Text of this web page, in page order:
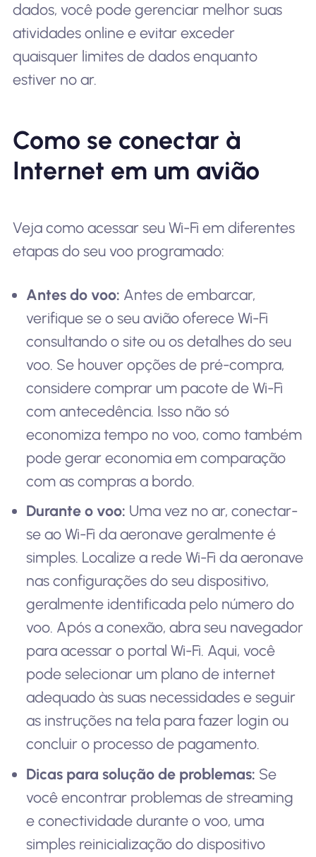
dados, você pode gerenciar melhor suas
atividades online e evitar exceder
quaisquer limites de dados enquanto
estiver no ar.
Como se conectar à
Internet em um avião
Veja como acessar seu Wi-Fi em diferentes
etapas do seu voo programado:
Antes do voo: Antes de embarcar,
verifique se o seu avião oferece Wi-Fi
consultando o site ou os detalhes do seu
voo. Se houver opções de pré-compra,
considere comprar um pacote de Wi-Fi
com antecedência. Isso não só
economiza tempo no voo, como também
pode gerar economia em comparação
com as compras a bordo.
Durante o voo: Uma vez no ar, conectar-
se ao Wi-Fi da aeronave geralmente é
simples. Localize a rede Wi-Fi da aeronave
nas configurações do seu dispositivo,
geralmente identificada pelo número do
voo. Após a conexão, abra seu navegador
para acessar o portal Wi-Fi. Aqui, você
pode selecionar um plano de internet
adequado às suas necessidades e seguir
as instruções na tela para fazer login ou
concluir o processo de pagamento.
Dicas para solução de problemas: Se
você encontrar problemas de streaming
e conectividade durante o voo, uma
simples reinicialização do dispositivo